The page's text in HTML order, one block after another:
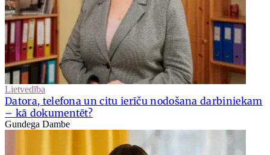
Lietvedība
Datora, telefona un citu ierīču nodošana darbiniekam
– kā dokumentēt?
Gundega Dambe